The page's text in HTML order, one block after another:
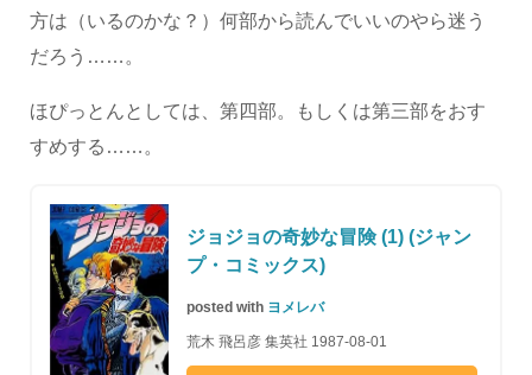
方は（いるのかな？）何部から読んでいいのやら迷う
だろう……。
ほぴっとんとしては、第四部。もしくは第三部をおす
すめする……。
ジョジョの奇妙な冒険 (1) (ジャン
プ・コミックス)
posted with ヨメレバ
荒木 飛呂彦 集英社 1987-08-01